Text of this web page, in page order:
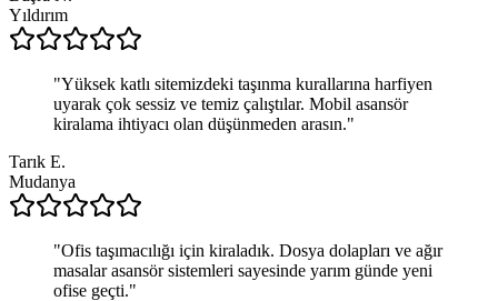
Yıldırım
"Yüksek katlı sitemizdeki taşınma kurallarına harfiyen
uyarak çok sessiz ve temiz çalıştılar. Mobil asansör
kiralama ihtiyacı olan düşünmeden arasın."
Tarık E.
Mudanya
"Ofis taşımacılığı için kiraladık. Dosya dolapları ve ağır
masalar asansör sistemleri sayesinde yarım günde yeni
ofise geçti."